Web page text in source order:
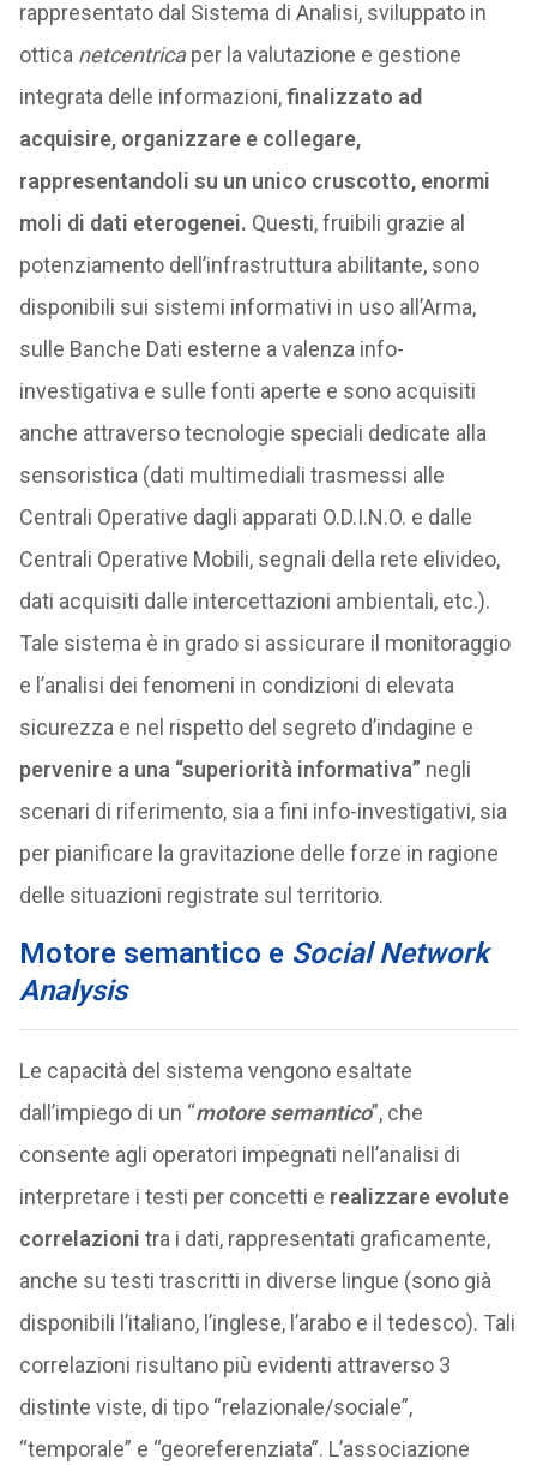
rappresentato dal Sistema di Analisi, sviluppato in
ottica netcentricaper la valutazione e gestione
integrata delle informazioni,finalizzato ad
acquisire, organizzare e collegare,
rappresentandoli su un unico cruscotto, enormi
moli di dati eterogenei. Questi, fruibili grazie al
potenziamento dell’infrastruttura abilitante, sono
disponibili sui sistemi informativi in uso all’Arma,
sulle Banche Dati esterne a valenza info-
investigativa e sulle fonti aperte e sono acquisiti
anche attraverso tecnologie speciali dedicate alla
sensoristica (dati multimediali trasmessi alle
Centrali Operative dagli apparati O.D.I.N.O. e dalle
Centrali Operative Mobili, segnali della rete elivideo,
dati acquisiti dalle intercettazioni ambientali, etc.).
Tale sistema è in grado si assicurare il monitoraggio
e l’analisi dei fenomeni in condizioni di elevata
sicurezza e nel rispetto del segreto d’indagine e
pervenire a una “superiorità informativa” negli
scenari di riferimento, sia a fini info-investigativi, sia
per pianificare la gravitazione delle forze in ragione
delle situazioni registrate sul territorio.
Motore semantico e Social Network
Analysis
Le capacità del sistema vengono esaltate
dall’impiego di un “motore semantico”, che
consente agli operatori impegnati nell’analisi di
interpretare i testi per concetti e realizzare evolute
correlazioni tra i dati, rappresentati graficamente,
anche su testi trascritti in diverse lingue (sono già
disponibili l’italiano, l’inglese, l’arabo e il tedesco). Tali
correlazioni risultano più evidenti attraverso 3
distinte viste, di tipo “relazionale/sociale”,
“temporale” e “georeferenziata”. L’associazione